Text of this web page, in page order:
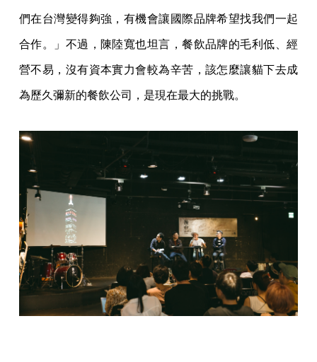
們在台灣變得夠強，有機會讓國際品牌希望找我們一起
合作。」不過，陳陸寬也坦言，餐飲品牌的毛利低、經
營不易，沒有資本實力會較為辛苦，該怎麼讓貓下去成
為歷久彌新的餐飲公司，是現在最大的挑戰。